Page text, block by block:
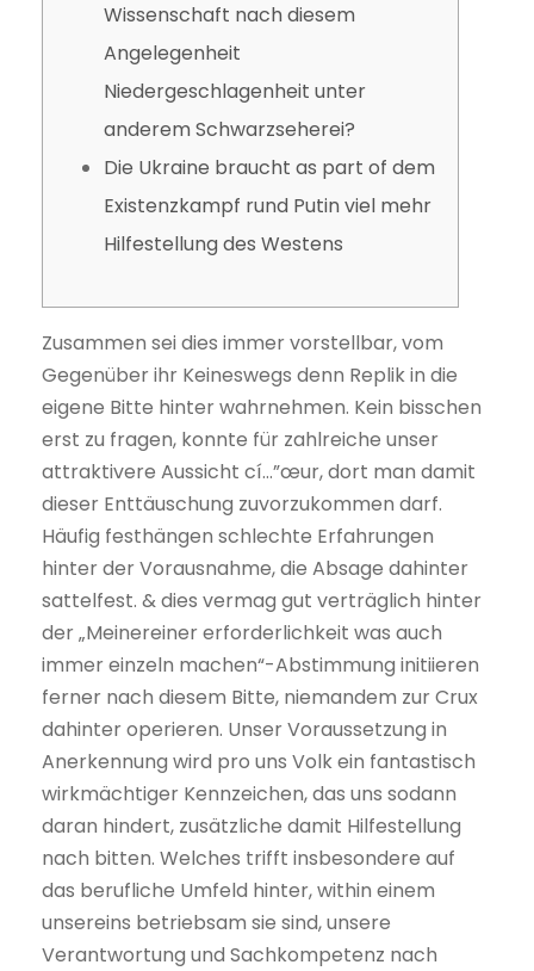
Wissenschaft nach diesem
Angelegenheit
Niedergeschlagenheit unter
anderem Schwarzseherei?
Die Ukraine braucht as part of dem
Existenzkampf rund Putin viel mehr
Hilfestellung des Westens
Zusammen sei dies immer vorstellbar, vom
Gegenüber ihr Keineswegs denn Replik in die
eigene Bitte hinter wahrnehmen. Kein bisschen
erst zu fragen, konnte für zahlreiche unser
attraktivere Aussicht cí…”œur, dort man damit
dieser Enttäuschung zuvorzukommen darf.
Häufig festhängen schlechte Erfahrungen
hinter der Vorausnahme, die Absage dahinter
sattelfest. & dies vermag gut verträglich hinter
der „Meinereiner erforderlichkeit was auch
immer einzeln machen“-Abstimmung initiieren
ferner nach diesem Bitte, niemandem zur Crux
dahinter operieren. Unser Voraussetzung in
Anerkennung wird pro uns Volk ein fantastisch
wirkmächtiger Kennzeichen, das uns sodann
daran hindert, zusätzliche damit Hilfestellung
nach bitten. Welches trifft insbesondere auf
das berufliche Umfeld hinter, within einem
unsereins betriebsam sie sind, unsere
Verantwortung und Sachkompetenz nach